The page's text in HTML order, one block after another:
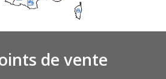
de vente